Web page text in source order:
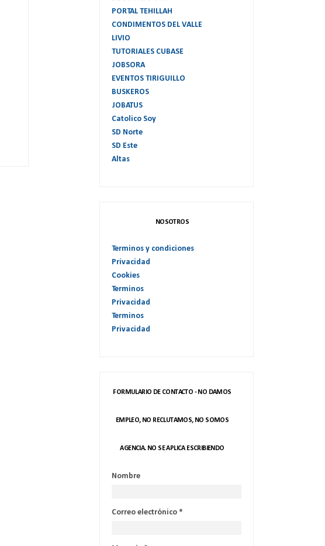
PORTAL TEHILLAH
CONDIMENTOS DEL VALLE
LIVIO
TUTORIALES CUBASE
JOBSORA
EVENTOS TIRIGUILLO
BUSKEROS
JOBATUS
Catolico Soy
SD Norte
SD Este
Altas
NOSOTROS
Terminos y condiciones
Privacidad
Cookies
Terminos
Privacidad
Terminos
Privacidad
FORMULARIO DE CONTACTO - NO DAMOS
EMPLEO, NO RECLUTAMOS, NO SOMOS
AGENCIA. NO SE APLICA ESCRIBIENDO
Nombre
Correo electrónico *